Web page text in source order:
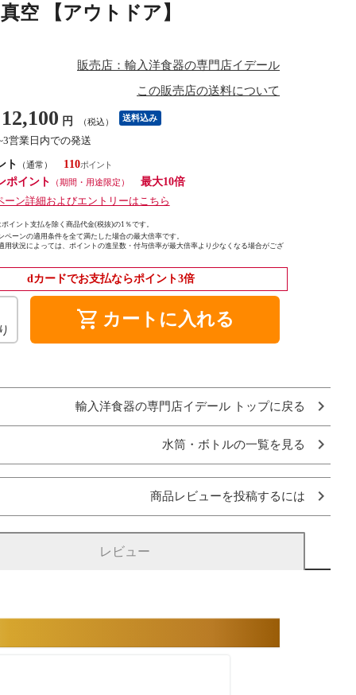
空 【アウトドア】
販売店：輸入洋食器の専門店イデール
この販売店の送料について
12,100 円 （税込） 送料込み
営業日内での発送
ト
（通常）
110
ポイント
（期間・用途限定）
最大10倍
ーン詳細およびエントリーはこちら
イント支払を除く商品代金(税抜)の1％です。
ペーンの適用条件を全て満たした場合の最大倍率です。
用状況によっては、ポイントの進呈数・付与倍率が最大倍率より少なくなる場合がござ
dカードでお支払ならポイント3倍
shopping_cart カートに入れる
輸入洋食器の専門店イデール トップに戻る
水筒・ボトルの一覧を見る
商品レビューを投稿するには
レビュー